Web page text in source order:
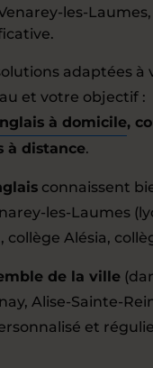
les-
adaptées à
et votre objectif :
à domicile,
à distance.
connaissent
les-Laumes
collège Alésia,
de la ville
Alise-Sainte-
et